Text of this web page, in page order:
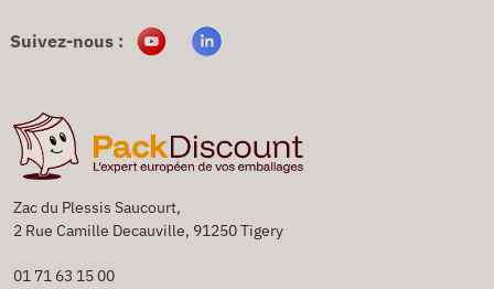
Zac du Plessis Saucourt,
2 Rue Camille Decauville, 91250 Tigery
01 71 63 15 00
Suivez-nous :